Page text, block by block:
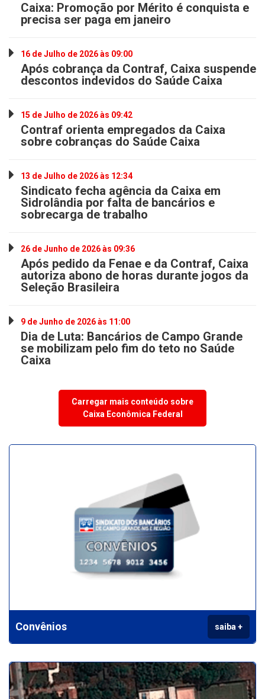
Caixa: Promoção por Mérito é conquista e
precisa ser paga em janeiro
16 de Julho de 2026 às 09:00
Após cobrança da Contraf, Caixa suspende
descontos indevidos do Saúde Caixa
15 de Julho de 2026 às 09:42
Contraf orienta empregados da Caixa
sobre cobranças do Saúde Caixa
13 de Julho de 2026 às 12:34
Sindicato fecha agência da Caixa em
Sidrolândia por falta de bancários e
sobrecarga de trabalho
26 de Junho de 2026 às 09:36
Após pedido da Fenae e da Contraf, Caixa
autoriza abono de horas durante jogos da
Seleção Brasileira
9 de Junho de 2026 às 11:00
Dia de Luta: Bancários de Campo Grande
se mobilizam pelo fim do teto no Saúde
Caixa
Carregar mais conteúdo sobre
Caixa Econômica Federal
Convênios saiba +